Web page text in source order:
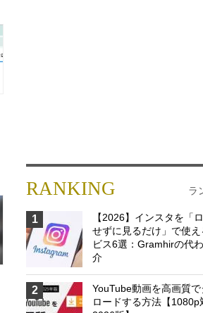
RANKING ラ
1
【2026】インスタを「
せずに見るだけ」で使え
ビス6選：Gramhirの代
介
2
YouTube動画を高画質で
ロードする方法【1080p